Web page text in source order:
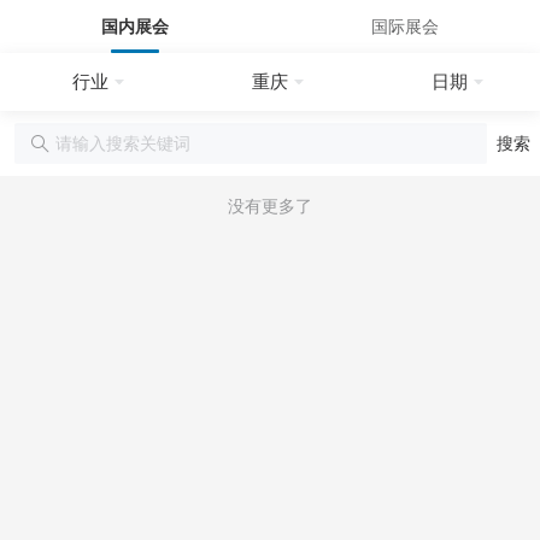
国内展会 国际展会
行业 重庆 日期
搜索
没有更多了